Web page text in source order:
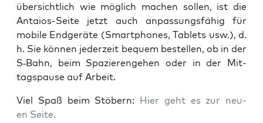
über­sicht­lich wie mög­lich machen sol­len, ist die
Antai­os-Sei­te jetzt auch anpas­sungs­fä­hig für
mobi­le End­ge­rä­te (Smart­phones, Tablets usw.), d.
h. Sie kön­nen jeder­zeit bequem bestel­len, ob in der
S‑Bahn, beim Spa­zie­ren­ge­hen oder in der Mit­
tags­pau­se auf Arbeit.
Viel Spaß beim Stö­bern: Hier geht es zur neu­
en Seite.